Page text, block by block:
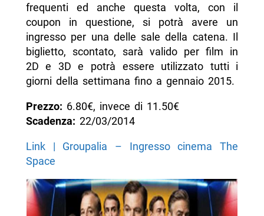
frequenti ed anche questa volta, con il
coupon in questione, si potrà avere un
ingresso per una delle sale della catena. Il
biglietto, scontato, sarà valido per film in
2D e 3D e potrà essere utilizzato tutti i
giorni della settimana fino a gennaio 2015.
Prezzo: 6.80€, invece di 11.50€
Scadenza: 22/03/2014
Link | Groupalia – Ingresso cinema The
Space